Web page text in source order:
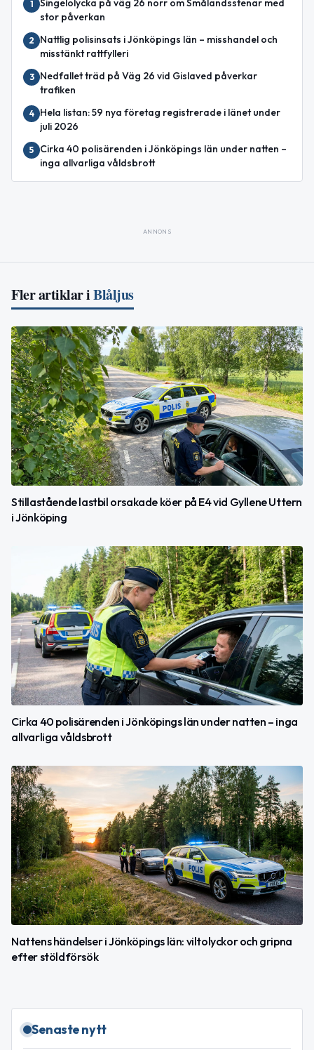
1
Singelolycka på väg 26 norr om Smålandsstenar med
stor påverkan
2
Nattlig polisinsats i Jönköpings län – misshandel och
misstänkt rattfylleri
3
Nedfallet träd på Väg 26 vid Gislaved påverkar
trafiken
4
Hela listan: 59 nya företag registrerade i länet under
juli 2026
5
Cirka 40 polisärenden i Jönköpings län under natten –
inga allvarliga våldsbrott
ANNONS
Fler artiklar iBlåljus
Stillastående lastbil orsakade köer på E4 vid Gyllene Uttern
i Jönköping
Cirka 40 polisärenden i Jönköpings län under natten – inga
allvarliga våldsbrott
Nattens händelser i Jönköpings län: viltolyckor och gripna
efter stöldförsök
Senaste nytt